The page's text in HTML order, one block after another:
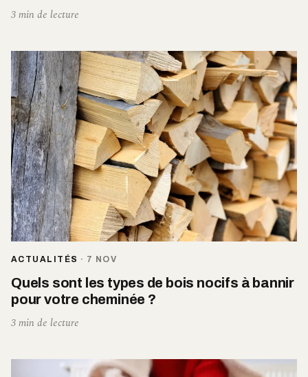
3 min de lecture
ACTUALITÉS · 7 NOV
Quels sont les types de bois nocifs à bannir
pour votre cheminée ?
3 min de lecture